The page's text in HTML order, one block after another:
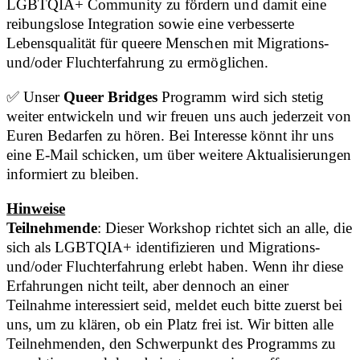
LGBTQIA+ Community zu fördern und damit eine
reibungslose Integration sowie eine verbesserte
Lebensqualität für queere Menschen mit Migrations-
und/oder Fluchterfahrung zu ermöglichen.
✅ Unser Queer Bridges Programm wird sich stetig
weiter entwickeln und wir freuen uns auch jederzeit von
Euren Bedarfen zu hören. Bei Interesse könnt ihr uns
eine E-Mail schicken, um über weitere Aktualisierungen
informiert zu bleiben.
Hinweise
Teilnehmende: Dieser Workshop richtet sich an alle, die
sich als LGBTQIA+ identifizieren und Migrations-
und/oder Fluchterfahrung erlebt haben. Wenn ihr diese
Erfahrungen nicht teilt, aber dennoch an einer
Teilnahme interessiert seid, meldet euch bitte zuerst bei
uns, um zu klären, ob ein Platz frei ist. Wir bitten alle
Teilnehmenden, den Schwerpunkt des Programms zu